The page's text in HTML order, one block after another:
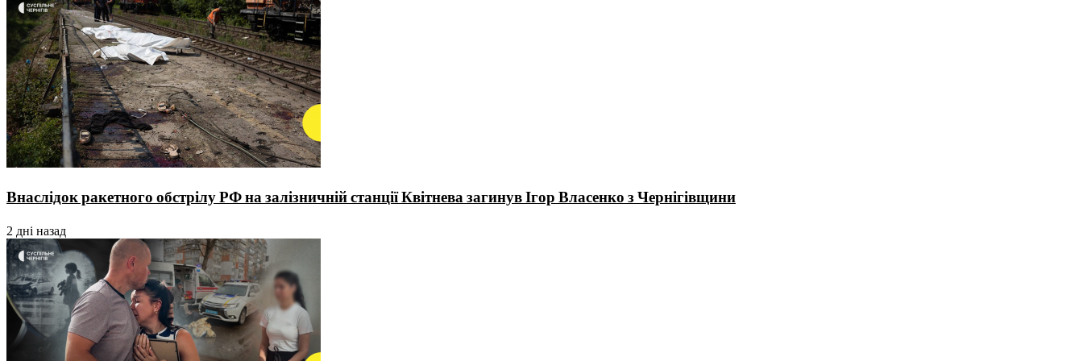
Внаслідок ракетного обстрілу РФ на залізничній станції Квітнева загинув Ігор Власенко з Чернігівщини
2 дні назад